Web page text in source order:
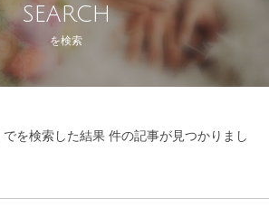
SEARCH
を検索
を検索した結果 件の記事が見つかりまし